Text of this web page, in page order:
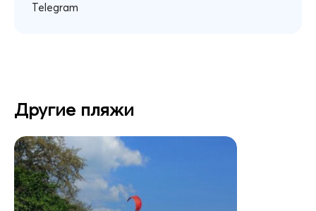
Telegram
Другие пляжи